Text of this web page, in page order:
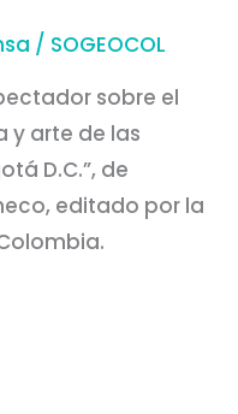
/ SOGEOCOL
sobre el
y arte de las
D.C.”, de
editado por la